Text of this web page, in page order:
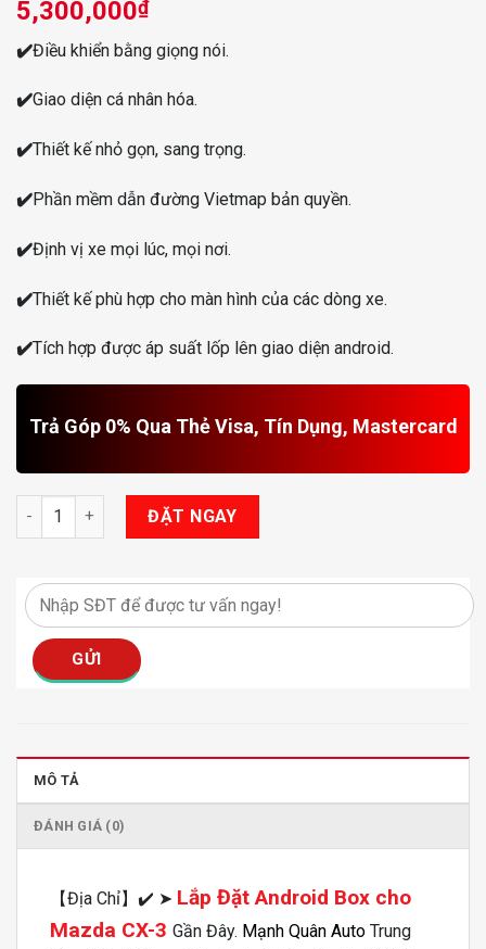
5,300,000₫
✔️Điều khiển bằng giọng nói.
✔️Giao diện cá nhân hóa.
✔️Thiết kế nhỏ gọn, sang trọng.
✔️Phần mềm dẫn đường Vietmap bản quyền.
✔️Định vị xe mọi lúc, mọi nơi.
✔️Thiết kế phù hợp cho màn hình của các dòng xe.
✔️Tích hợp được áp suất lốp lên giao diện android.
Trả Góp 0% Qua Thẻ Visa, Tín Dụng, Mastercard
Android Box Cho Mazda CX-3 số lượng
ĐẶT NGAY
MÔ TẢ
ĐÁNH GIÁ (0)
【Địa Chỉ】✔️ ➤ Lắp Đặt Android Box cho
Mazda CX-3 Gần Đây. Mạnh Quân Auto Trung